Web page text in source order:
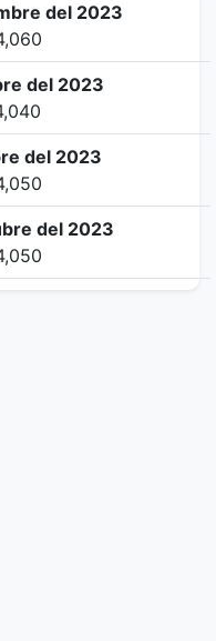
del 2023
del 2023
del 2023
del 2023